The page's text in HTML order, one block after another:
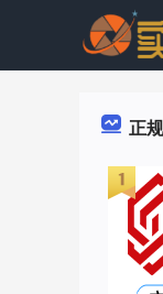
正